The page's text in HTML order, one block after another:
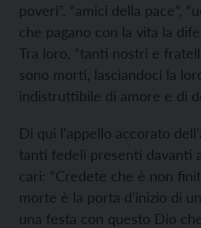
poveri”, “amici della pace”,
che pagano con la vita la
Tra loro, “tanti nostri e
sono morti, lasciandoci la
indistruttibile di amore e di
Di qui l’appello accorato
tanti fedeli presenti davanti
cari: “Credete che è non
morte è la porta d’inizio di
una festa con questo Dio